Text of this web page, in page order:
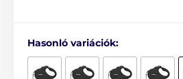
Hasonló variációk: